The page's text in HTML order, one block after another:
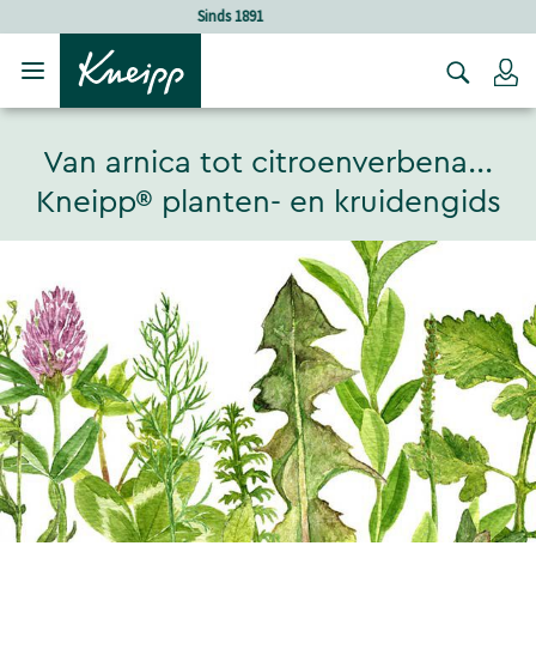
Verder gaan naar hoofdinhoud.
Verder gaan naar de footerHolistische verzorging
Van arnica tot citroenverbena...
Kneipp® planten- en kruidengids